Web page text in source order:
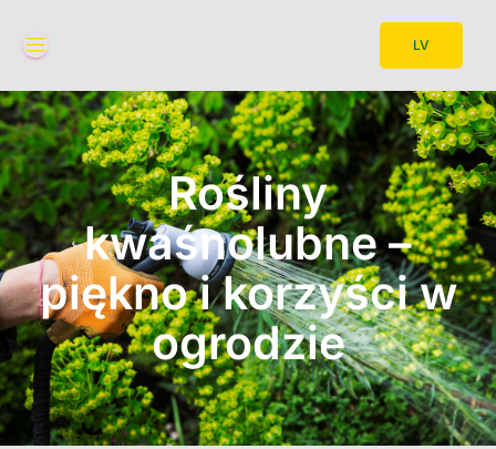
LV
Rośliny
kwaśnolubne –
piękno i korzyści w
ogrodzie